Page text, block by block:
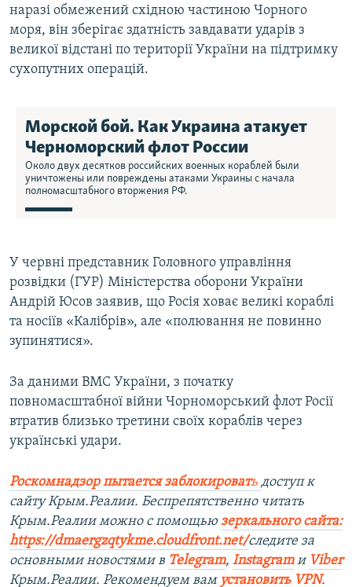
наразі обмежений східною частиною Чорного
моря, він зберігає здатність завдавати ударів з
великої відстані по території України на підтримку
сухопутних операцій.
У червні представник Головного управління
розвідки (ГУР) Міністерства оборони України
Андрій Юсов заявив, що Росія ховає великі кораблі
та носіїв «Калібрів», але «полювання не повинно
зупинятися».
За даними ВМС України, з початку
повномасштабної війни Чорноморський флот Росії
втратив близько третини своїх кораблів через
українські удари.
Роскомнадзор пытается заблокировать доступ к
сайту Крым.Реалии. Беспрепятственно читать
Крым.Реалии можно с помощью зеркального сайта:
https://dmaergzqtykme.cloudfront.net/следите за
основными новостями в Telegram, Instagramи Viber
Крым.Реалии. Рекомендуем вам установить VPN.